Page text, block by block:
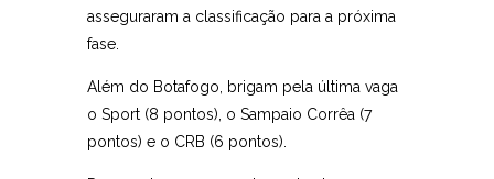
asseguraram a classificação para a próxima
fase.
Além do Botafogo, brigam pela última vaga
o Sport (8 pontos), o Sampaio Corrêa (7
pontos) e o CRB (6 pontos).